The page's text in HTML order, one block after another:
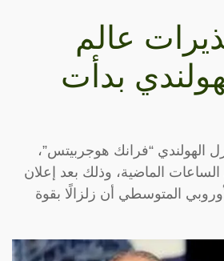
عالم
بدأت
الهولندي “فرانك هوجربيتس”،
الماضية، وذلك بعد إعلان
المتوسطي أن زلزالًا بقوة